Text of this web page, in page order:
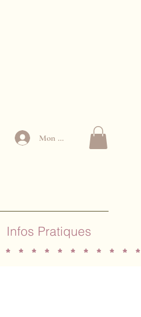
Mon Compte
Infos Pratiques
* * * * * * * * * *